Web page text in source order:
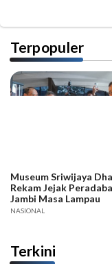
Terpopuler
Museum Sriwijaya
Rekam Jejak
Jambi Masa Lampau
NASIONAL
Terkini